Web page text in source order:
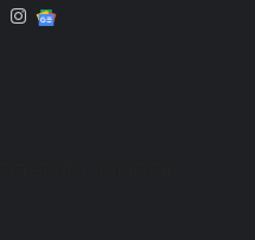
YouTubeInstagram